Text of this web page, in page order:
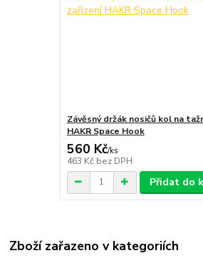
Závěsný držák nosičů kol na
HAKR Space Hook
560 Kč/ks
463 Kč bez DPH
Přidat do
Zboží zařazeno v kategoriích